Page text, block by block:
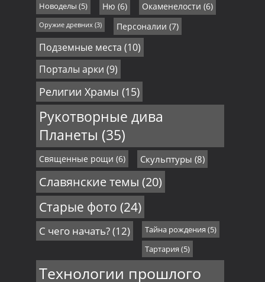
Новоделы (5) Ню (6) Окаменелости (6)
Оружие древних(3) Персоналии (7)
Подземные места (10)
Порталы арки (9)
Религии Храмы (15)
Рукотворные дива
Планеты (35)
Священные рощи (6) Скульптуры (8)
Славянские темы (20)
Старые фото (24)
С чего начать?(12) Тайна рождения (5)
Тартария (5)
Технологии прошлого